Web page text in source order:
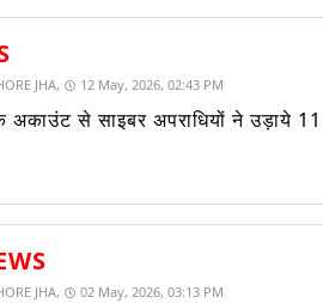
JHA, 12 May, 2026, 02:43 PM
अकाउंट से साइबर अपराधियों ने उड़ाये
JHA, 02 May, 2026, 03:13 PM